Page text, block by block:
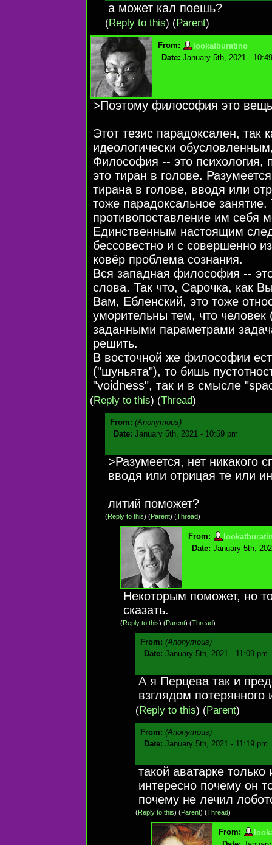
а может кал поешь?
(Reply to this) (Parent)
From:
lookatburatino
Date: January 5th, 2021 -
>Поэтому философия это
Этот тезис парадоксален, так
идеологически
Философия -- это психология,
это тиран в голове.
тирана в голове, вводя или
тоже парадоксальное
противопоставление им себя
Единственным настоящим
бессовестно и с совершенно
ковёр проблема сознания.
Вся западная философия --
слова. Так что, Сарочка, как
Вам, Ебленский, это тоже
уморительны тем, что
заданными параметрами
решить.
В восточной же философии
("шуньята"), то бишь
"voidness", так и в смысле
(Reply to this) (Thread)
From: (Anonymous)
Date: January 5th, 2021 - 10:59 pm
>Разумеется, нет никакого
вводя или отрицая те или
литий поможет?
(Reply to this) (Parent) (Thread)
From:
Date: January 5th,
Некоторым поможет, но
сказать.
(Reply to this) (Parent) (Thread)
From: (Anonymous)
Date: January 5th, 2021 - 11:09 pm
А я Перцева так и
взглядом потерянного
(Reply to this) (Parent)
From: (Anonymous)
Date: January 5th, 2021 - 11:19 pm
такой аватарке только
интересно почему он
почему не лечил
(Reply to this) (Parent) (Thread)
From: